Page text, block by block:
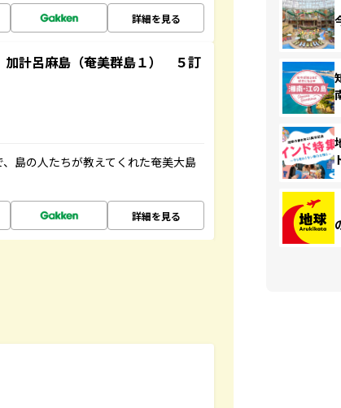
詳細を見る
呂麻島（奄美群島１） ５訂
島の人たちが教えてくれた奄美大島
詳細を見る